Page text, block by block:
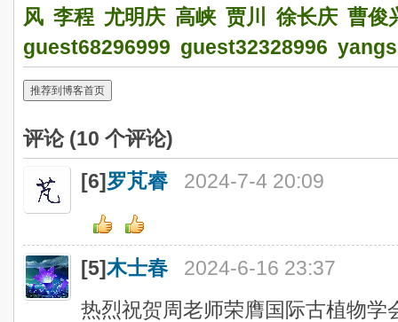
风 李程 尤明庆 高峡 贾川 徐长庆 曹俊
guest68296999 guest32328996
推荐到博客首页
评论 (10 个评论)
[6]罗芃睿 2024-7-4 20:09
[5]木士春
2024-6-16 23:37
热烈祝贺周老师荣膺国际古植物